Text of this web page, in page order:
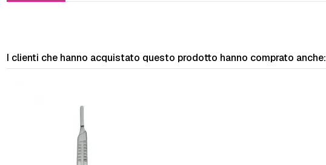
I clienti che hanno acquistato questo prodotto hanno comprato anche: